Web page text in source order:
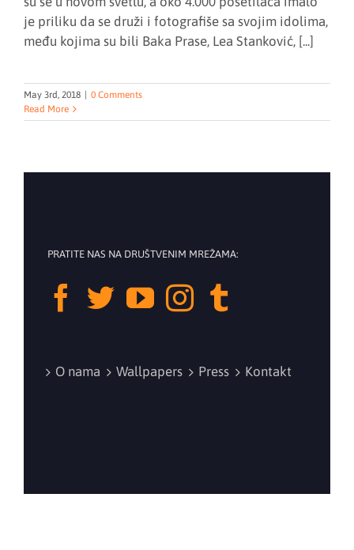
je priliku da se druži i fotografiše sa svojim idolima,
među kojima su bili Baka Prase, Lea Stanković, [...]
May 3rd, 2018
0 Comments
Read More
PRATITE NAS NA DRUŠTVENIM MREŽAMA:
O nama Wallpapers Press Kontakt